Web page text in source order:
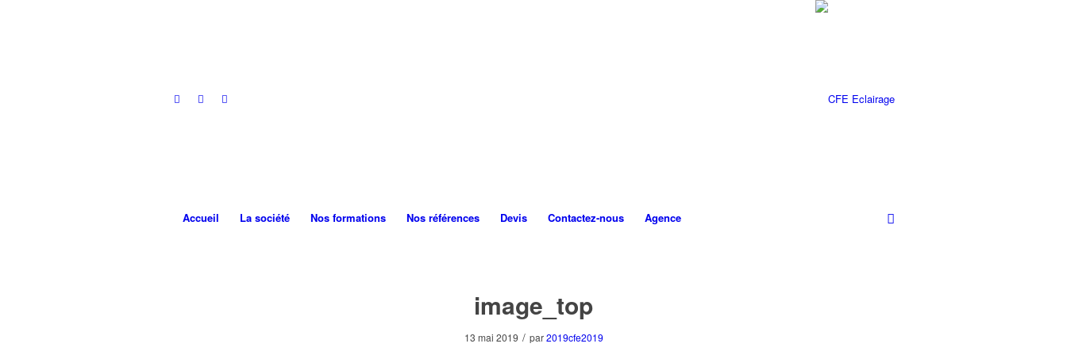
Accueil La société Nos formations Nos références Devis Contactez-nous Agence
image_top
13 mai 2019 / par2019cfe2019